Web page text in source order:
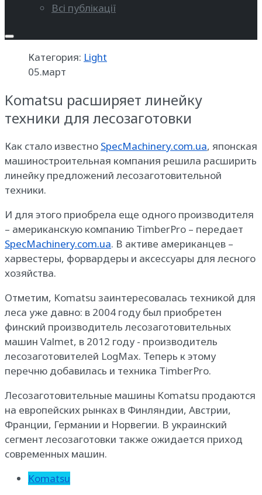
Всі публікації
Категория: Light
05.март
Komatsu расширяет линейку
техники для лесозаготовки
Как стало известно SpecMachinery.com.ua, японская
машиностроительная компания решила расширить
линейку предложений лесозаготовительной
техники.
И для этого приобрела еще одного производителя
– американскую компанию TimberPro – передает
SpecMachinery.com.ua. В активе американцев –
харвестеры, форвардеры и аксессуары для лесного
хозяйства.
Отметим, Komatsu заинтересовалась техникой для
леса уже давно: в 2004 году был приобретен
финский производитель лесозаготовительных
машин Valmet, в 2012 году - производитель
лесозаготовителей LogMax. Теперь к этому
перечню добавилась и техника TimberPro.
Лесозаготовительные машины Komatsu продаются
на европейских рынках в Финляндии, Австрии,
Франции, Германии и Норвегии. В украинский
сегмент лесозаготовки также ожидается приход
современных машин.
Komatsu